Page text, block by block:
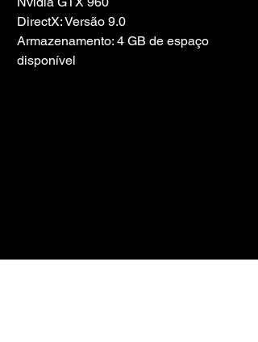
DirectX: Versão 9.0
Armazenamento: 4 GB de espaço
disponível